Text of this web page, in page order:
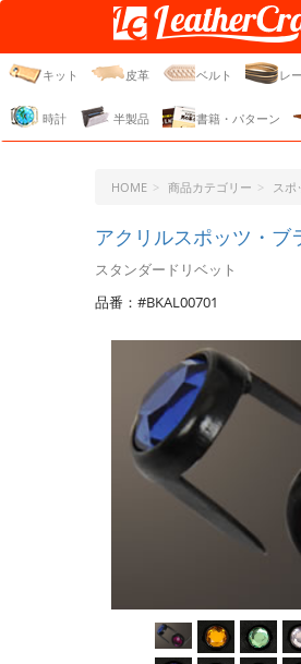
レザークラフト・ド
ジェーピー
キット 皮革 ベルト レ
時計 半製品 書籍・パターン
HOME 商品カテゴリー スポ
アクリルスポッツ・
スタンダードリベット
品番：#BKAL00701